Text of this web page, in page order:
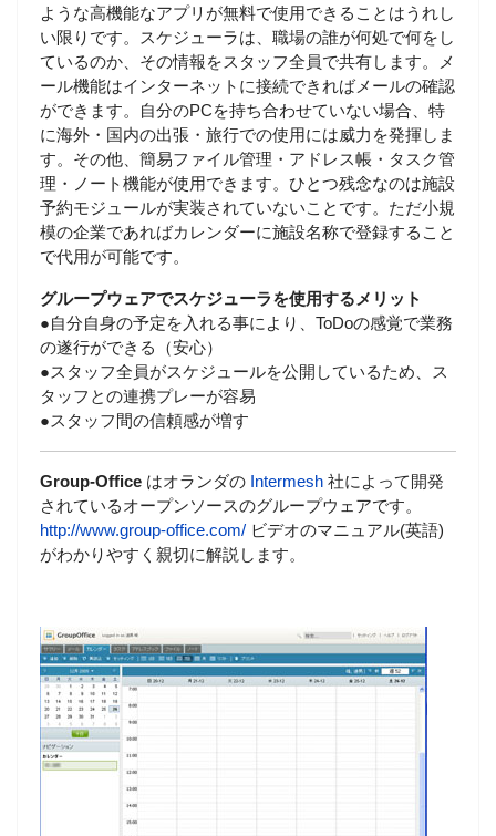
ような高機能なアプリが無料で使用できることはうれし
い限りです。スケジューラは、職場の誰が何処で何をし
ているのか、その情報をスタッフ全員で共有します。メ
ール機能はインターネットに接続できればメールの確認
ができます。自分のPCを持ち合わせていない場合、特
に海外・国内の出張・旅行での使用には威力を発揮しま
す。その他、簡易ファイル管理・アドレス帳・タスク管
理・ノート機能が使用できます。ひとつ残念なのは施設
予約モジュールが実装されていないことです。ただ小規
模の企業であればカレンダーに施設名称で登録すること
で代用が可能です。
グループウェアでスケジューラを使用するメリット
●自分自身の予定を入れる事により、ToDoの感覚で業務
の遂行ができる（安心）
●スタッフ全員がスケジュールを公開しているため、ス
タッフとの連携プレーが容易
●スタッフ間の信頼感が増す
Group-Office はオランダの Intermesh 社によって開発
されているオープンソースのグループウェアです。
http://www.group-office.com/ ビデオのマニュアル(英語)
がわかりやすく親切に解説します。